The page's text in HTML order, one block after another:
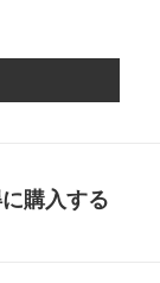
購入する